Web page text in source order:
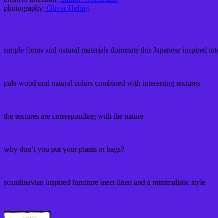
photography: Oliver Helbig
simple forms and natural materials dominate this Japanese inspired
pale wood und natural colors combined with interesting textures
the textures are corresponding with the nature
why don’t you put your plants in bags?
scandinavian inspired furniture meet linen and a minimalistic style